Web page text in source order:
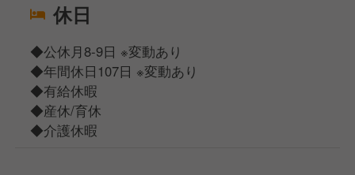
休日
◆公休月8-9日 ※変動あり
◆年間休日107日 ※変動あり
◆有給休暇
◆産休/育休
◆介護休暇